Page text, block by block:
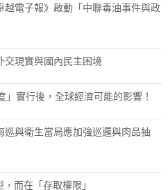
電子報》啟動「中聯毒油事件與政
交現實與國內民主困境
實行後，全球經濟可能的影響！
與衛生當局應加強巡邏與肉品抽
而在「存取權限」